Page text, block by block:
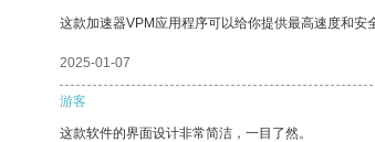
这款加速器VPM应用程序可以给你提供最高速度和安
2025-01-07
游客
这款软件的界面设计非常简洁，一目了然。